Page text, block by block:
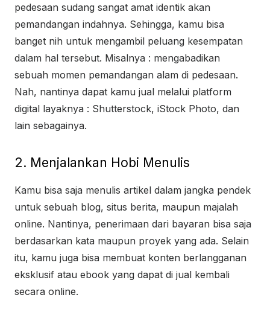
pedesaan sudang sangat amat identik akan
pemandangan indahnya. Sehingga, kamu bisa
banget nih untuk mengambil peluang kesempatan
dalam hal tersebut. Misalnya : mengabadikan
sebuah momen pemandangan alam di pedesaan.
Nah, nantinya dapat kamu jual melalui platform
digital layaknya : Shutterstock, iStock Photo, dan
lain sebagainya.
2. Menjalankan Hobi Menulis
Kamu bisa saja menulis artikel dalam jangka pendek
untuk sebuah blog, situs berita, maupun majalah
online. Nantinya, penerimaan dari bayaran bisa saja
berdasarkan kata maupun proyek yang ada. Selain
itu, kamu juga bisa membuat konten berlangganan
eksklusif atau ebook yang dapat di jual kembali
secara online.